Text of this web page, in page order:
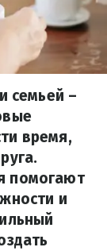
семьей –
время,
помогают
и